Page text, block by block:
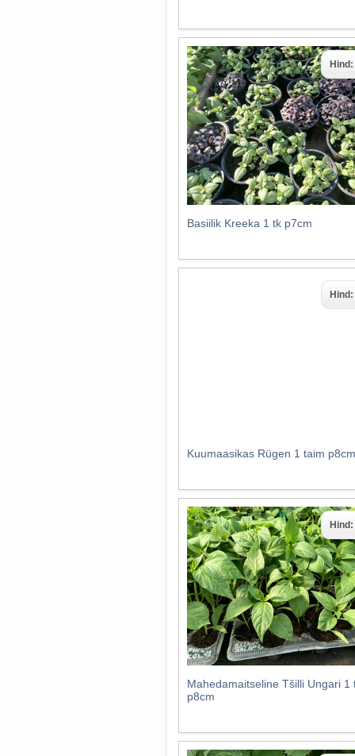
Basiilik Kreeka 1 tk p7cm
Hind:
Kuumaasikas Rügen 1 taim p8cm
Hind:
Mahedamaitseline Tšilli Ungari 1
p8cm
Hind: